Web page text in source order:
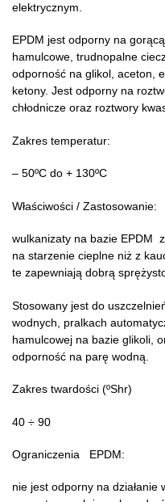
elektrycznym.
EPDM jest odporny na
hamulcowe, trudnopalne
odporność na glikol, aceton,
ketony. Jest odporny na
chłodnicze oraz roztwory
Zakres temperatur:
– 50ºC do + 130ºC
Właściwości / Zastosowanie:
wulkanizaty na bazie EPDM
na starzenie cieplne niż z
te zapewniają dobrą
Stosowany jest do
wodnych, pralkach
hamulcowej na bazie glikoli,
odporność na parę wodną.
Zakres twardości (ºShr)
40 ÷ 90
Ograniczenia EPDM:
nie jest odporny na działanie